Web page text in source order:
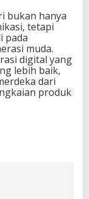
bukan hanya
tetapi
pada
muda.
digital yang
lebih baik,
dari
produk